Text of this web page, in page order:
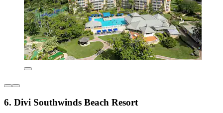
6. Divi Southwinds Beach Resort